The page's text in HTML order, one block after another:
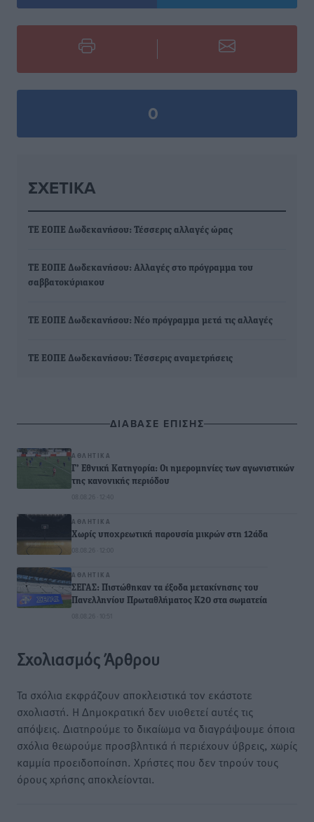
0
ΣΧΕΤΙΚΆ
ΤΕ ΕΟΠΕ Δωδεκανήσου: Τέσσερις αλλαγές ώρας
ΤΕ ΕΟΠΕ Δωδεκανήσου: Αλλαγές στο πρόγραμμα του
σαββατοκύριακου
ΤΕ ΕΟΠΕ Δωδεκανήσου: Νέο πρόγραμμα μετά τις αλλαγές
ΤΕ ΕΟΠΕ Δωδεκανήσου: Τέσσερις αναμετρήσεις
ΔΙΑΒΑΣΕ ΕΠΙΣΗΣ
ΑΘΛΗΤΙΚΆ
Γ’ Εθνική Κατηγορία: Οι ημερομηνίες των αγωνιστικών
της κανονικής περιόδου
08.08.26 · 12:40
ΑΘΛΗΤΙΚΆ
Χωρίς υποχρεωτική παρουσία μικρών στη 12άδα
08.08.26 · 12:00
ΑΘΛΗΤΙΚΆ
ΣΕΓΑΣ: Πιστώθηκαν τα έξοδα μετακίνησης του
Πανελληνίου Πρωταθλήματος Κ20 στα σωματεία
08.08.26 · 10:51
Σχολιασμός Άρθρου
Τα σχόλια εκφράζουν αποκλειστικά τον εκάστοτε
σχολιαστή. Η Δημοκρατική δεν υιοθετεί αυτές τις
απόψεις. Διατηρούμε το δικαίωμα να διαγράψουμε όποια
σχόλια θεωρούμε προσβλητικά ή περιέχουν ύβρεις, χωρίς
καμμία προειδοποίηση. Χρήστες που δεν τηρούν τους
όρους χρήσης αποκλείονται.